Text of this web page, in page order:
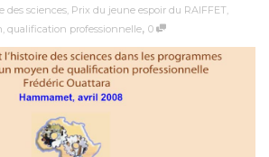
des sciences, Prix du jeune espoir du RAIFFET,
, qualification professionnelle, 0